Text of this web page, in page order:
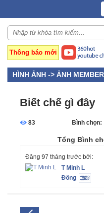
Thông báo mới
HÌNH ẢNH -> ẢNH
Biết chế gì đây
83 Bình chọn:
Tổng Bình
Đăng 97 tháng trước bởi:
T Minh L
Đồng